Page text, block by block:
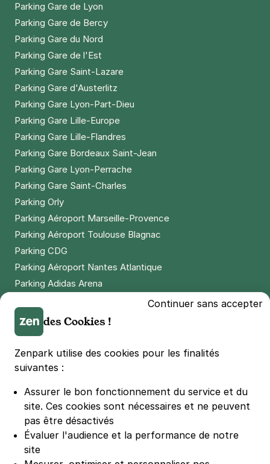
Parking Gare de Lyon
Parking Gare de Bercy
Parking Gare du Nord
Parking Gare de l'Est
Parking Gare Saint-Lazare
Parking Gare d'Austerlitz
Parking Gare Lyon-Part-Dieu
Parking Gare Lille-Europe
Parking Gare Lille-Flandres
Parking Gare Bordeaux Saint-Jean
Parking Gare Lyon-Perrache
Parking Gare Saint-Charles
Parking Orly
Parking Aéroport Marseille-Provence
Parking Aéroport Toulouse Blagnac
Parking CDG
Parking Aéroport Nantes Atlantique
Parking Adidas Arena
Parking LDLC Arena
Parking Stade Pierre Mauroy
Parking Groupama Stadium
Parking Vélodrome
Parking Bercy
Parking La Défense Arena
Parking Les 4 temps
Parking Nation
Continuer sans accepter
des Cookies !
Zenpark utilise des cookies pour les finalités
suivantes :
Assurer le bon fonctionnement du service et du
site. Ces cookies sont nécessaires et ne peuvent
pas être désactivés
Évaluer l'audience et la performance de notre
site